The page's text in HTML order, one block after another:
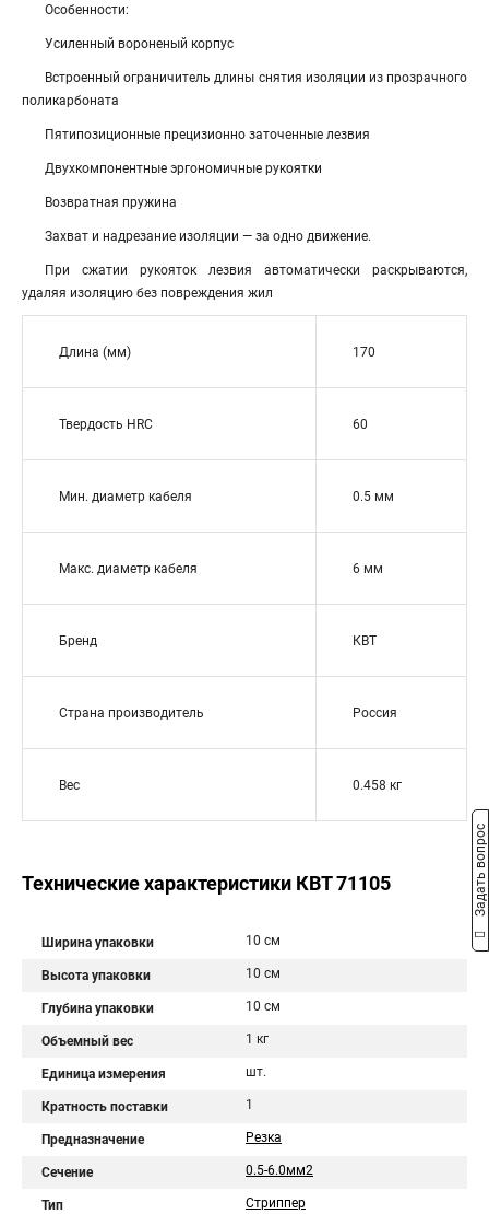
Особенности:
Усиленный вороненый корпус
Встроенный ограничитель длины снятия изоляции из прозрачного
поликарбоната
Пятипозиционные прецизионно заточенные лезвия
Двухкомпонентные эргономичные рукоятки
Возвратная пружина
Захват и надрезание изоляции — за одно движение.
При сжатии рукояток лезвия автоматически раскрываются,
удаляя изоляцию без повреждения жил
Длина (мм) 170
Твердость HRC 60
Мин. диаметр кабеля 0.5 мм
Макс. диаметр кабеля 6 мм
Бренд КВТ
Страна производитель Россия
Вес 0.458 кг
Технические характеристики КВТ 71105
Ширина упаковки 10 см
Высота упаковки 10 см
Глубина упаковки 10 см
Объемный вес 1 кг
Единица измерения шт.
Кратность поставки 1
Предназначение Резка
Сечение 0.5-6.0мм2
Тип Стриппер
Задать вопрос